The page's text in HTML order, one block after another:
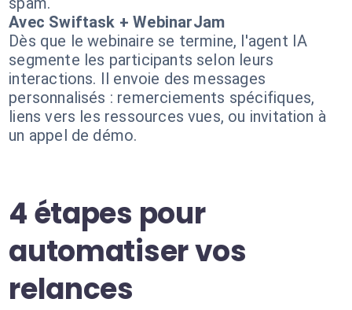
Avec Swiftask + WebinarJam
Dès que le webinaire se termine, l'agent IA
segmente les participants selon leurs
interactions. Il envoie des messages
personnalisés : remerciements spécifiques,
liens vers les ressources vues, ou invitation à
un appel de démo.
4 étapes pour
automatiser vos
relances